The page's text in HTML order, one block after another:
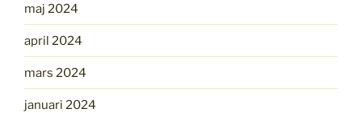
maj 2024
april 2024
mars 2024
januari 2024